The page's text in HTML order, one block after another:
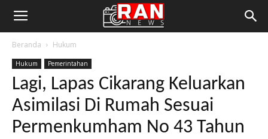
Beranda Hukum
Hukum Pemerintahan
Lagi, Lapas Cikarang Keluarkan
Asimilasi Di Rumah Sesuai
Permenkumham No 43 Tahun